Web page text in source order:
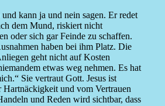
kann ja und nein sagen. Er redet
dem Mund, riskiert nicht
oder sich gar Feinde zu schaffen.
haben bei ihm Platz. Die
geht nicht auf Kosten
etwas weg nehmen. Es hat
Sie vertraut Gott. Jesus ist
Hartnäckigkeit und vom Vertrauen
und Reden wird sichtbar, dass